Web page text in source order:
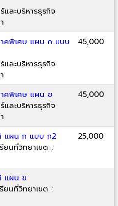
ละบริหารธุรกิจ
คพิเศษ แผน ก แบบ
ละบริหารธุรกิจ
45,000
คพิเศษ แผน ข
ละบริหารธุรกิจ
45,000
แผน ก แบบ ก2
นที่วิทยาเขต :
25,000
แผน ข
นที่วิทยาเขต :